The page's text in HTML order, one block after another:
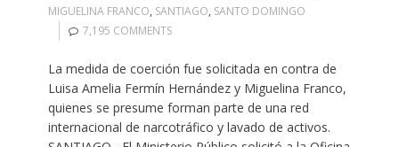
MIGUELINA FRANCO, SANTIAGO, SANTO DOMINGO
7,195 COMMENTS
La medida de coerción fue solicitada en contra de
Luisa Amelia Fermín Hernández y Miguelina Franco,
quienes se presume forman parte de una red
internacional de narcotráfico y lavado de activos.